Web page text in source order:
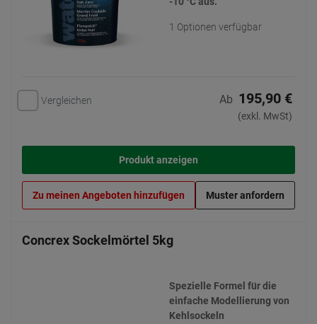
1 Optionen verfügbar
Vergleichen Ab 195,90 €
(exkl. MwSt)
Produkt anzeigen
Zu meinen Angeboten hinzufügen Muster anfordern
Concrex Sockelmörtel 5kg
Spezielle Formel für die
einfache Modellierung von
Kehlsockeln